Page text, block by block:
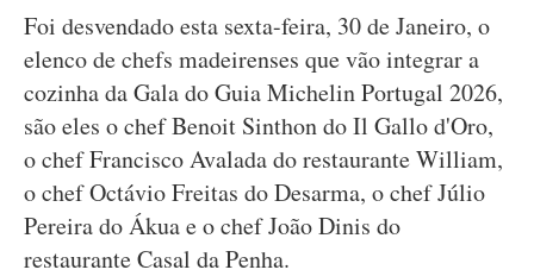
Foi desvendado esta sexta-feira, 30 de Janeiro, o
elenco de chefs madeirenses que vão integrar a
cozinha da Gala do Guia Michelin Portugal 2026,
são eles o chef Benoit Sinthon do Il Gallo d'Oro,
o chef Francisco Avalada do restaurante William,
o chef Octávio Freitas do Desarma, o chef Júlio
Pereira do Ákua e o chef João Dinis do
restaurante Casal da Penha.